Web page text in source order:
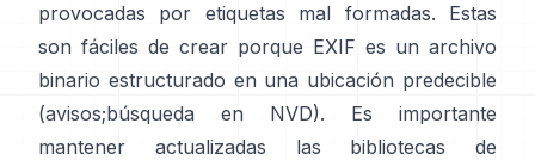
provocadas por etiquetas mal formadas. Estas
son fáciles de crear porque EXIF es un archivo
binario estructurado en una ubicación predecible
(avisos;búsqueda en NVD). Es importante
mantener actualizadas las bibliotecas de